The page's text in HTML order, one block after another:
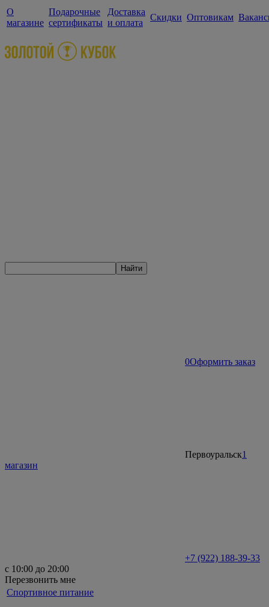
О
магазине
Подарочные
сертификаты
Доставка
и оплата
Скидки Оптовикам
Найти
0Оформить заказ
Первоуральск1
магазин
+7 (922) 188-39-33
с 10:00 до 20:00
Перезвонить мне
Спортивное питание